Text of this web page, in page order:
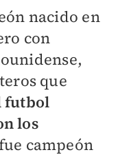
nacido en
con
que
futbol
los
campeón